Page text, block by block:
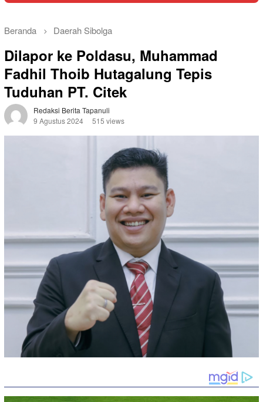
Beranda Daerah Sibolga
Dilapor ke Poldasu, Muhammad
Fadhil Thoib Hutagalung Tepis
Tuduhan PT. Citek
Redaksi Berita Tapanuli
9 Agustus 2024
515 views